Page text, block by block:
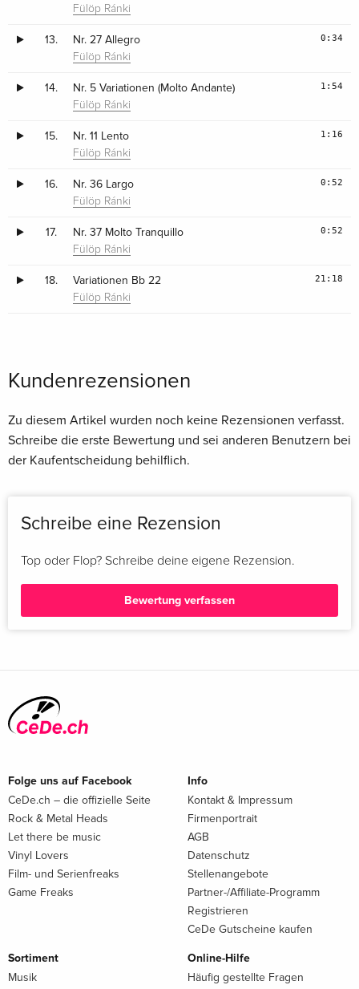
Fülöp Ránki
13. Nr. 27 Allegro
Fülöp Ránki
0:34
14. Nr. 5 Variationen (Molto Andante)
Fülöp Ránki
1:54
15. Nr. 11 Lento
Fülöp Ránki
1:16
16. Nr. 36 Largo
Fülöp Ránki
0:52
17. Nr. 37 Molto Tranquillo
Fülöp Ránki
0:52
18. Variationen Bb 22
Fülöp Ránki
21:18
Kundenrezensionen
Zu diesem Artikel wurden noch keine Rezensionen verfasst.
Schreibe die erste Bewertung und sei anderen Benutzern bei
der Kaufentscheidung behilflich.
Schreibe eine Rezension
Top oder Flop? Schreibe deine eigene Rezension.
Bewertung verfassen
Folge uns auf Facebook
CeDe.ch – die offizielle Seite
Rock & Metal Heads
Let there be music
Vinyl Lovers
Film- und Serienfreaks
Game Freaks
Info
Kontakt & Impressum
Firmenportrait
AGB
Datenschutz
Stellenangebote
Partner-/Affiliate-Programm
Registrieren
CeDe Gutscheine kaufen
Sortiment
Musik
Online-Hilfe
Häufig gestellte Fragen